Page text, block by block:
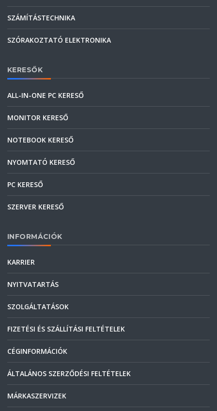
SZÁMÍTÁSTECHNIKA
SZÓRAKOZTATÓ ELEKTRONIKA
KERESŐK
ALL-IN-ONE PC KERESŐ
MONITOR KERESŐ
NOTEBOOK KERESŐ
NYOMTATÓ KERESŐ
PC KERESŐ
SZERVER KERESŐ
INFORMÁCIÓK
KARRIER
NYITVATARTÁS
SZOLGÁLTATÁSOK
FIZETÉSI ÉS SZÁLLÍTÁSI FELTÉTELEK
CÉGINFORMÁCIÓK
ÁLTALÁNOS SZERZŐDÉSI FELTÉTELEK
MÁRKASZERVIZEK